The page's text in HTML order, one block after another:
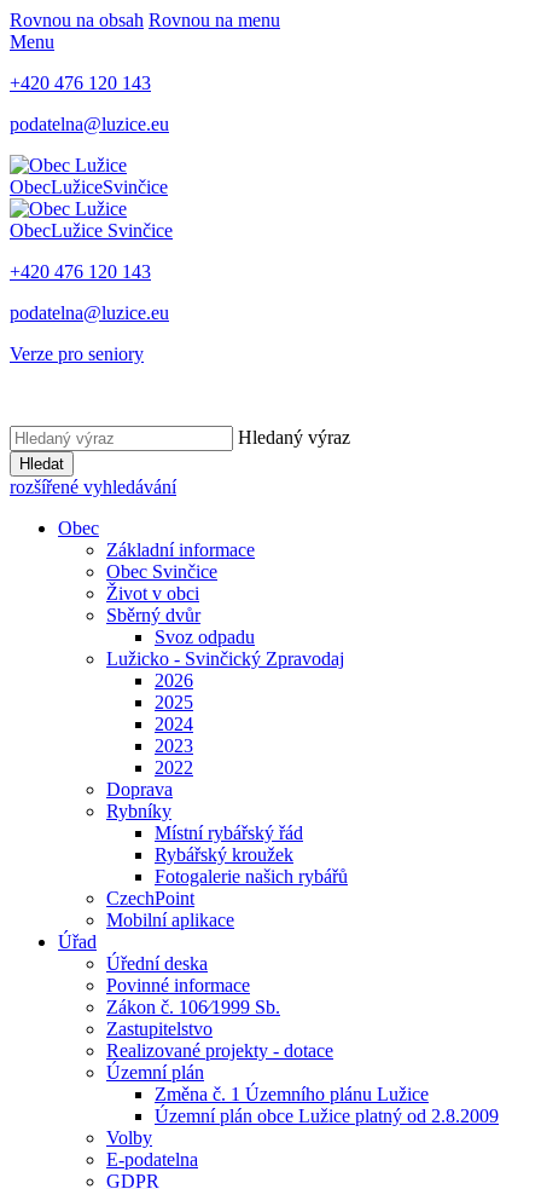
Rovnou na obsah Rovnou na menu
Menu
+420 476 120 143
podatelna@luzice.eu
ObecLužiceSvinčice
ObecLužice Svinčice
+420 476 120 143
podatelna@luzice.eu
Verze pro seniory
Hledaný výraz
Hledat
rozšířené vyhledávání
Obec
Základní informace
Obec Svinčice
Život v obci
Sběrný dvůr
Svoz odpadu
Lužicko - Svinčický Zpravodaj
2026
2025
2024
2023
2022
Doprava
Rybníky
Místní rybářský řád
Rybářský kroužek
Fotogalerie našich rybářů
CzechPoint
Mobilní aplikace
Úřad
Úřední deska
Povinné informace
Zákon č. 106⁄1999 Sb.
Zastupitelstvo
Realizované projekty - dotace
Územní plán
Změna č. 1 Územního plánu Lužice
Územní plán obce Lužice platný od 2.8.2009
Volby
E-podatelna
GDPR